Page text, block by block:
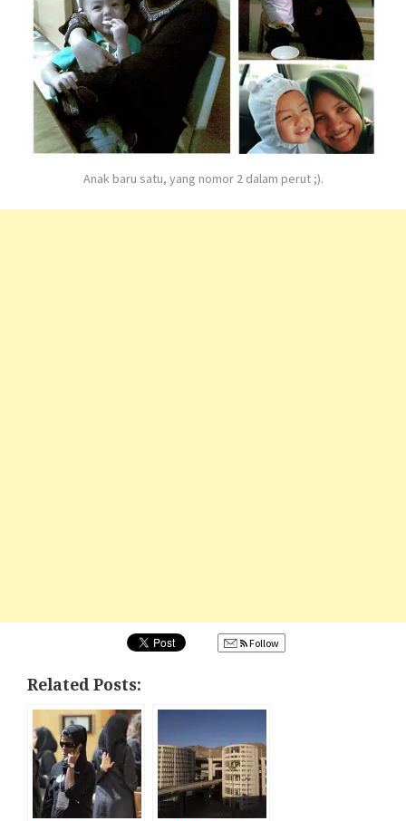
Anak baru satu, yang nomor 2 dalam perut ;).
Follow
Related Posts: